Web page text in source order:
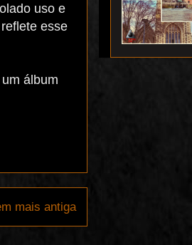
uso e
esse
álbum
mais antiga